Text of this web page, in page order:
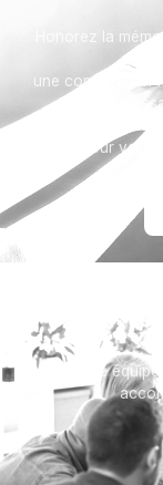
Honorez la
une composition
Toutes nos
pour vous
Notre